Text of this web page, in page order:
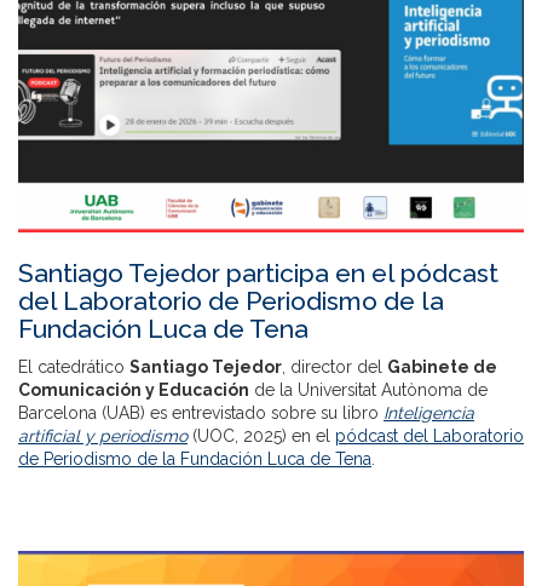
Santiago Tejedor participa en el pódcast
del Laboratorio de Periodismo de la
Fundación Luca de Tena
El catedrático Santiago Tejedor , director del Gabinete de
Comunicación y Educación de la Universitat Autònoma de
Barcelona (UAB) es entrevistado sobre su libro Inteligencia
artificial y periodismo(UOC, 2025) en el pódcast del Laboratorio
de Periodismo de la Fundación Luca de Tena